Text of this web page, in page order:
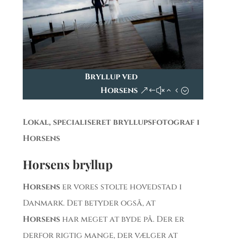
Bryllup ved
Horsens
Lokal, specialiseret bryllupsfotograf i
Horsens
Horsensbryllup
Horsenser vores stolte hovedstad i
Danmark. Det betyder også, at
Horsenshar meget at byde på. Der er
derfor rigtig mange, der vælger at